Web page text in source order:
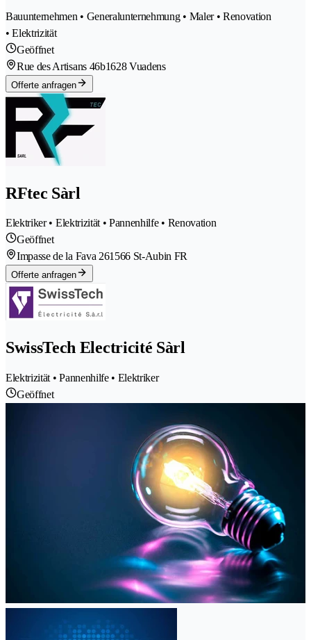
Bauunternehmen • Generalunternehmung • Maler • Renovation
• Elektrizität
Geöffnet
Rue des Artisans 46b1628 Vuadens
Offerte anfragen
RFtec Sàrl
Elektriker • Elektrizität • Pannenhilfe • Renovation
Geöffnet
Impasse de la Fava 261566 St-Aubin FR
Offerte anfragen
SwissTech Electricité Sàrl
Elektrizität • Pannenhilfe • Elektriker
Geöffnet